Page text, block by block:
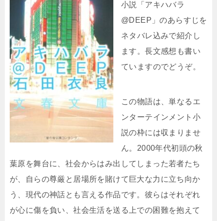
小説「アキハバラ
@DEEP」のあらすじを
ネタバレ込みで紹介し
ます。長文感想も書い
ていますのでどうぞ。
この物語は、単なるエ
ンターテインメント小
説の枠には収まりませ
ん。2000年代初頭の秋
葉原を舞台に、社会からはみ出してしまった若者たち
が、自らの尊厳と居場所を賭けて巨大な力に立ち向か
う、現代の神話とも言える作品です。彼らはそれぞれ
が心に傷を負い、社会生活を送る上での困難を抱えて